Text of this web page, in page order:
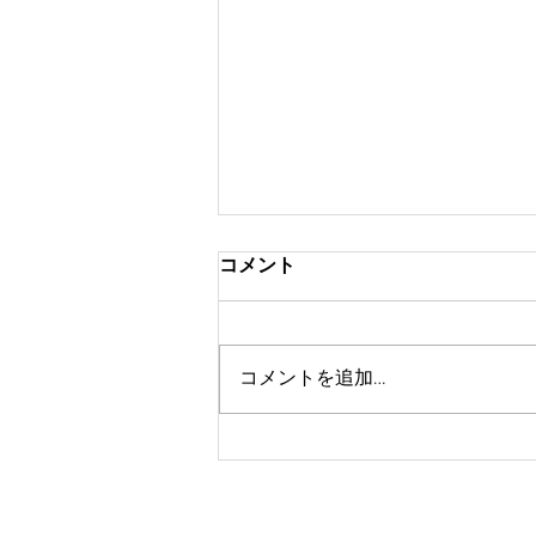
9月のイベント！ワンコイン
コメント
コメントを追加…